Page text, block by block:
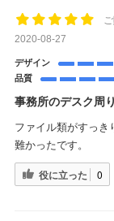
2020-08-27
デザイン
品質
事務所のデスク周り
ファイル類がすっき
難かったです。
役に立った 0